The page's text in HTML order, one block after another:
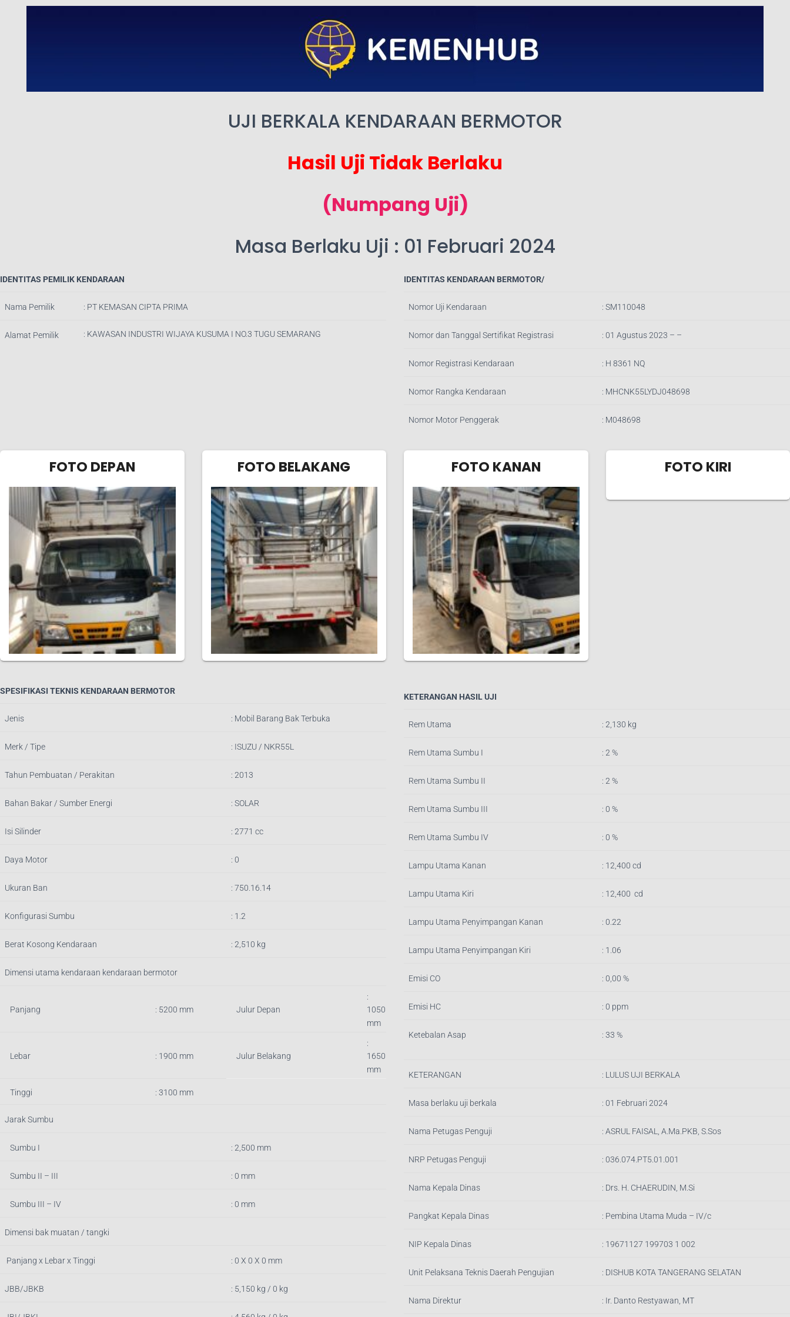
UJI BERKALA KENDARAAN BERMOTOR
Hasil Uji Tidak Berlaku
(Numpang Uji)
Masa Berlaku Uji : 01 Februari 2024
IDENTITAS PEMILIK KENDARAAN
Nama Pemilik : PT KEMASAN CIPTA PRIMA
Alamat Pemilik : KAWASAN INDUSTRI WIJAYA KUSUMA I NO.3 TUGU SEMARANG
IDENTITAS KENDARAAN BERMOTOR/
Nomor Uji Kendaraan : SM110048
Nomor dan Tanggal Sertifikat Registrasi : 01 Agustus 2023 – –
Nomor Registrasi Kendaraan : H 8361 NQ
Nomor Rangka Kendaraan : MHCNK55LYDJ048698
Nomor Motor Penggerak : M048698
FOTO DEPAN FOTO BELAKANG FOTO KANAN FOTO KIRI
SPESIFIKASI TEKNIS KENDARAAN BERMOTOR
Jenis : Mobil Barang Bak Terbuka
Merk / Tipe : ISUZU / NKR55L
Tahun Pembuatan / Perakitan : 2013
Bahan Bakar / Sumber Energi : SOLAR
Isi Silinder : 2771 cc
Daya Motor : 0
Ukuran Ban : 750.16.14
Konfigurasi Sumbu : 1.2
Berat Kosong Kendaraan : 2,510 kg
Dimensi utama kendaraan kendaraan bermotor
Panjang : 5200 mm Julur Depan
:
1050
mm
Lebar : 1900 mm Julur Belakang
:
1650
mm
Tinggi : 3100 mm
Jarak Sumbu
Sumbu I : 2,500 mm
Sumbu II – III : 0 mm
Sumbu III – IV : 0 mm
Dimensi bak muatan / tangki
Panjang x Lebar x Tinggi : 0 X 0 X 0 mm
JBB/JBKB : 5,150 kg / 0 kg
KETERANGAN HASIL UJI
Rem Utama : 2,130 kg
Rem Utama Sumbu I : 2 %
Rem Utama Sumbu II : 2 %
Rem Utama Sumbu III : 0 %
Rem Utama Sumbu IV : 0 %
Lampu Utama Kanan : 12,400 cd
Lampu Utama Kiri : 12,400 cd
Lampu Utama Penyimpangan Kanan : 0.22
Lampu Utama Penyimpangan Kiri : 1.06
Emisi CO : 0,00 %
Emisi HC : 0 ppm
Ketebalan Asap : 33 %
KETERANGAN : LULUS UJI BERKALA
Masa berlaku uji berkala : 01 Februari 2024
Nama Petugas Penguji : ASRUL FAISAL, A.Ma.PKB, S.Sos
NRP Petugas Penguji : 036.074.PT5.01.001
Nama Kepala Dinas : Drs. H. CHAERUDIN, M.Si
Pangkat Kepala Dinas : Pembina Utama Muda – IV/c
NIP Kepala Dinas : 19671127 199703 1 002
Unit Pelaksana Teknis Daerah Pengujian : DISHUB KOTA TANGERANG SELATAN
Nama Direktur : Ir. Danto Restyawan, MT